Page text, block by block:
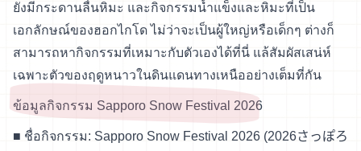
ยังมีกระดานลื่นหิมะ และกิจกรรมน้ำแข็งและหิมะที่เป็น
เอกลักษณ์ของฮอกไกโด ไม่ว่าจะเป็นผู้ใหญ่หรือเด็กๆ ต่างก็
สามารถหากิจกรรมที่เหมาะกับตัวเองได้ที่นี่ แล้สัมผัสเสน่ห์
เฉพาะตัวของฤดูหนาวในดินแดนทางเหนืออย่างเต็มที่กัน
ข้อมูลกิจกรรม Sapporo Snow Festival 2026
■ ชื่อกิจกรรม: Sapporo Snow Festival 2026 (2026さっぽろ